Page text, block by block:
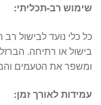
שימוש רב-תכליתי:
כל כלי נועד לבישול רב
בישול או רתיחה.
ומשפר את הטעמים
עמידות לאורך זמן: